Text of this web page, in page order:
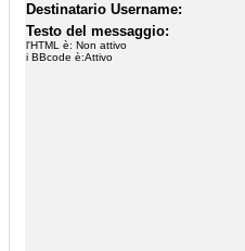
Destinatario Username:
Testo del messaggio:
l'HTML è: Non attivo
i BBcode è:Attivo